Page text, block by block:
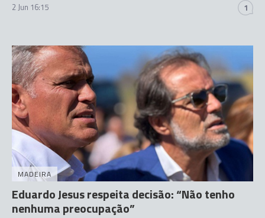
2 Jun 16:15 1
MADEIRA
Eduardo Jesus respeita decisão: “Não tenho
nenhuma preocupação”